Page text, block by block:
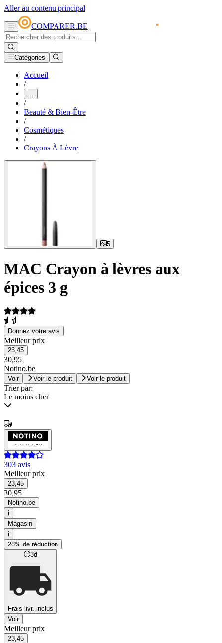
Aller au contenu principal
COMPARER.BE
Catégories
Accueil
/
...
/
Beauté & Bien-Être
/
Cosmétiques
/
Crayons À Lèvre
5
MAC Crayon à lèvres aux
épices 3 g
Donnez votre avis
Meilleur prix
23,45
30,95
Notino.be
Voir Voir le produit Voir le produit
Trier par:
Le moins cher
303 avis
Meilleur prix
23,45
30,95
Notino.be
i
Magasin
i
28% de réduction
3d
Frais livr. inclus
Voir
Meilleur prix
23,45